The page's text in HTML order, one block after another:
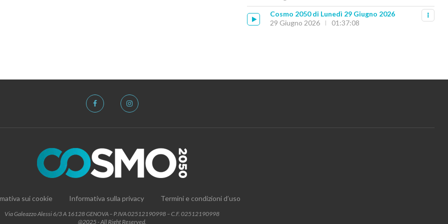
Cosmo 2050 di Lunedì 29 Giugno 2026
29 Giugno 2026
01:37:08
sui cookie Informativa sulla privacy Termini e condizioni d’uso
Via Galeazzo Alessi 6/3 A 16128 GENOVA – P.IVA 02512190998 – C.F. 02512190998
@2025 - All Right Reserved.